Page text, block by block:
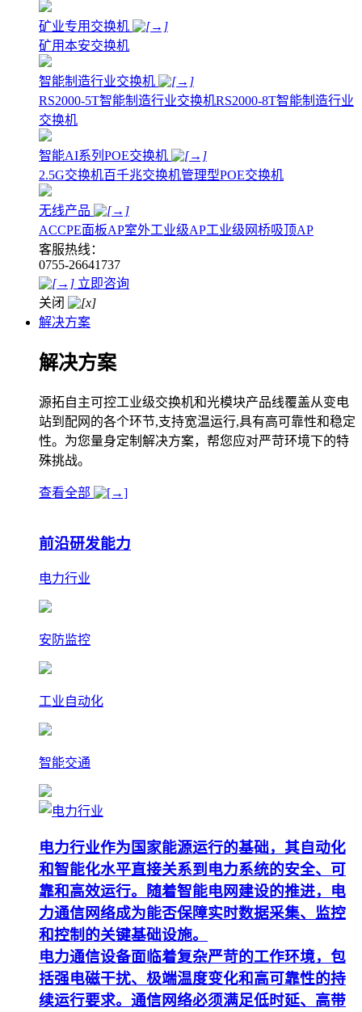
矿业专用交换机
矿用本安交换机
智能制造行业交换机
RS2000-5T智能制造行业交换机RS2000-8T智能制造行业
交换机
智能AI系列POE交换机
2.5G交换机百千兆交换机管理型POE交换机
无线产品
ACCPE面板AP室外工业级AP工业级网桥吸顶AP
客服热线：
0755-26641737
立即咨询
关闭
解决方案
解决方案
源拓自主可控工业级交换机和光模块产品线覆盖从变电
站到配网的各个环节,支持宽温运行,具有高可靠性和稳定
性。为您量身定制解决方案，帮您应对严苛环境下的特
殊挑战。
查看全部
前沿研发能力
电力行业
安防监控
工业自动化
智能交通
电力行业作为国家能源运行的基础，其自动化
和智能化水平直接关系到电力系统的安全、可
靠和高效运行。随着智能电网建设的推进，电
力通信网络成为能否保障实时数据采集、监控
和控制的关键基础设施。
电力通信设备面临着复杂严苛的工作环境，包
括强电磁干扰、极端温度变化和高可靠性的持
续运行要求。通信网络必须满足低时延、高带